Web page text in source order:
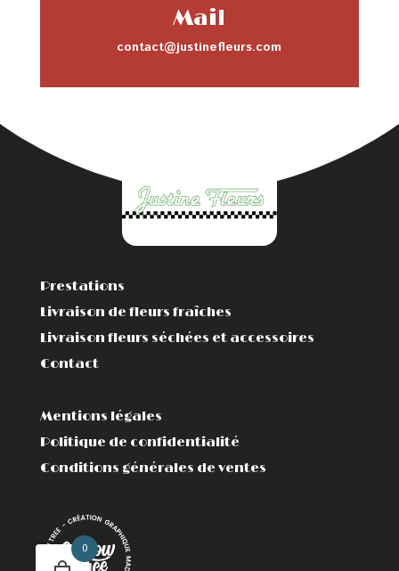
Mail
contact@justinefleurs.com
Prestations
Livraison de fleurs fraîches
Livraison fleurs séchées et accessoires
Contact
Mentions légales
Politique de confidentialité
Conditions générales de ventes
0